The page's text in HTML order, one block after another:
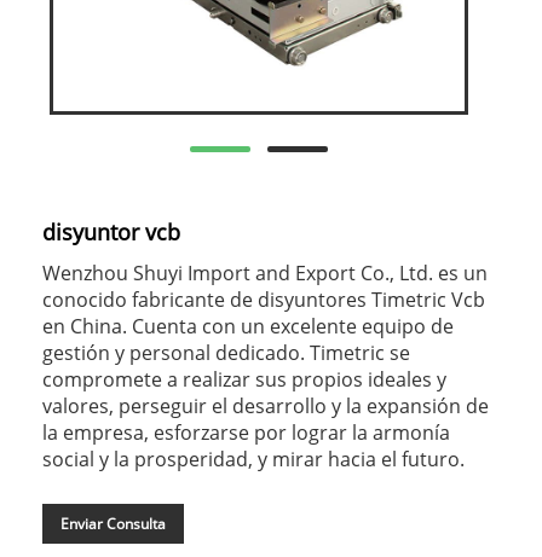
disyuntor vcb
Wenzhou Shuyi Import and Export Co., Ltd. es un
conocido fabricante de disyuntores Timetric Vcb
en China. Cuenta con un excelente equipo de
gestión y personal dedicado. Timetric se
compromete a realizar sus propios ideales y
valores, perseguir el desarrollo y la expansión de
la empresa, esforzarse por lograr la armonía
social y la prosperidad, y mirar hacia el futuro.
Enviar Consulta